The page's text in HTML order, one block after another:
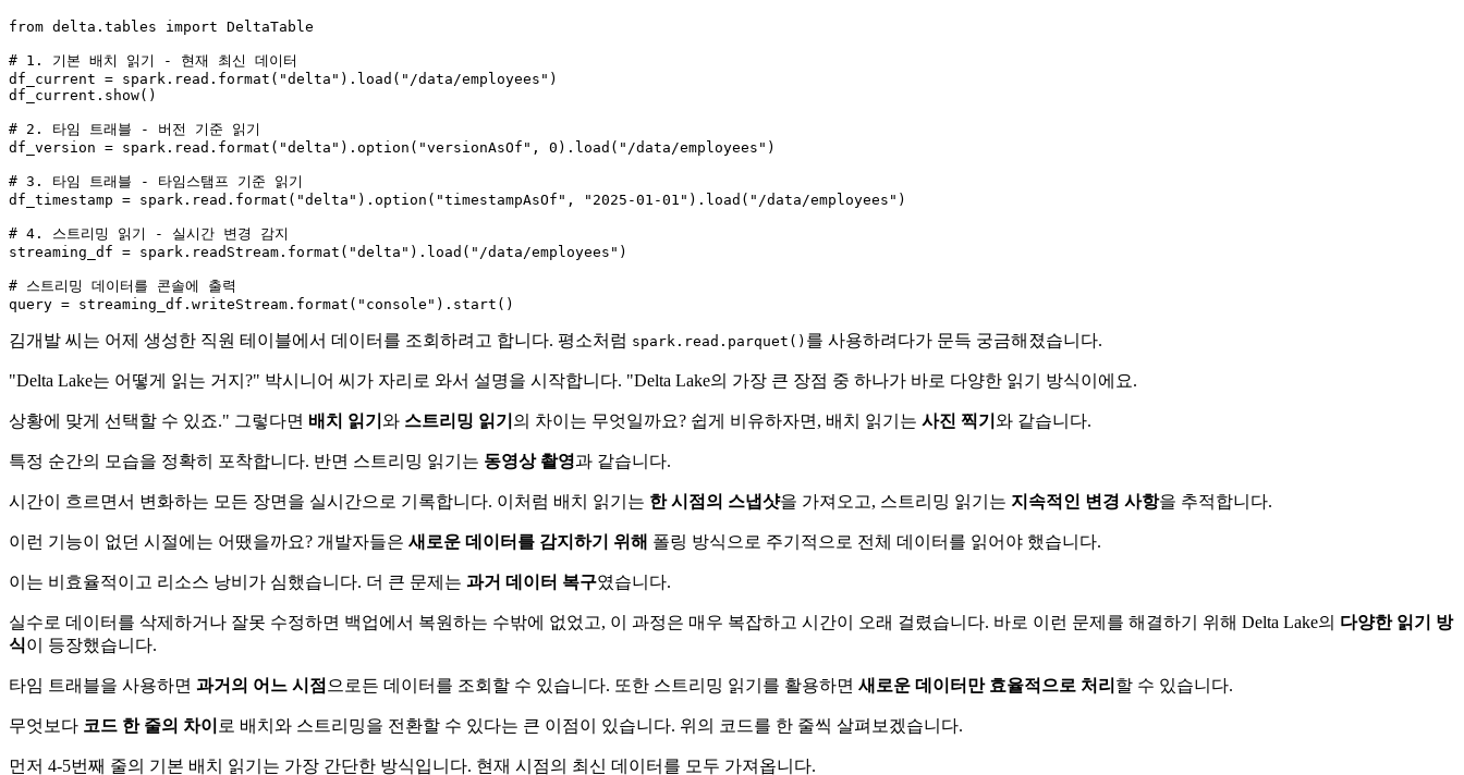
from delta.tables import DeltaTable
# 1. 기본 배치 읽기 - 현재 최신 데이터
df_current = spark.read. format ( "delta" ).load( "/data/employees" )
df_current.show()
# 2. 타임 트래블 - 버전 기준 읽기
df_version = spark.read. format ( "delta" ).option( "versionAsOf" , 0 ).load( "/data/employees" )
# 3. 타임 트래블 - 타임스탬프 기준 읽기
df_timestamp = spark.read. format ( "delta" ).option( "timestampAsOf" , "2025-01-01" ).load( "/data/employees" )
# 4. 스트리밍 읽기 - 실시간 변경 감지
streaming_df = spark.readStream. format ( "delta" ).load( "/data/employees" )
# 스트리밍 데이터를 콘솔에 출력
query = streaming_df.writeStream. format ( "console"
김개발 씨는 어제 생성한 직원 테이블에서 데이터를 조회하려고 합니다. 평소처럼 spark.read.parquet() 를 사용하려다가 문득 궁금해졌습니다.
"Delta Lake는 어떻게 읽는 거지?" 박시니어 씨가 자리로 와서 설명을 시작합니다. "Delta Lake의 가장 큰 장점 중 하나가 바로 다양한 읽기 방식이에요.
상황에 맞게 선택할 수 있죠." 그렇다면 배치 읽기 와 스트리밍 읽기 의 차이는 무엇일까요? 쉽게 비유하자면, 배치 읽기는 사진 찍기 와 같습니다.
특정 순간의 모습을 정확히 포착합니다. 반면 스트리밍 읽기는 동영상 촬영과 같습니다.
시간이 흐르면서 변화하는 모든 장면을 실시간으로 기록합니다. 이처럼 배치 읽기는 한 시점의 스냅샷을 가져오고, 스트리밍 읽기는 지속적인 변경 사항을 추적합니다.
이런 기능이 없던 시절에는 어땠을까요? 개발자들은 새로운 데이터를 감지하기 위해 폴링 방식으로 주기적으로 전체 데이터를 읽어야 했습니다.
이는 비효율적이고 리소스 낭비가 심했습니다. 더 큰 문제는 과거 데이터 복구였습니다.
실수로 데이터를 삭제하거나 잘못 수정하면 백업에서 복원하는 수밖에 없었고, 이 과정은 매우 복잡하고 시간이 오래 걸렸습니다. 바로 이런 문제를 해결하기 위해 Delta Lake의 다양한 읽기 방
식이 등장했습니다.
타임 트래블을 사용하면 과거의 어느 시점 으로든 데이터를 조회할 수 있습니다. 또한 스트리밍 읽기를 활용하면 새로운 데이터만 효율적으로 처리 할 수 있습니다.
무엇보다 코드 한 줄의 차이 로 배치와 스트리밍을 전환할 수 있다는 큰 이점이 있습니다. 위의 코드를 한 줄씩 살펴보겠습니다.
먼저 4-5번째 줄의 기본 배치 읽기는 가장 간단한 방식입니다. 현재 시점의 최신 데이터를 모두 가져옵니다.